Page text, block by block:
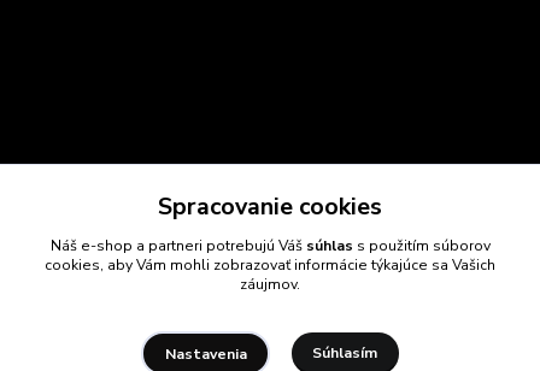
Spracovanie cookies
Náš e-shop a partneri potrebujú Váš súhlas s použitím súborov
cookies, aby Vám mohli zobrazovať informácie týkajúce sa Vašich
záujmov.
Nastavenia Súhlasím